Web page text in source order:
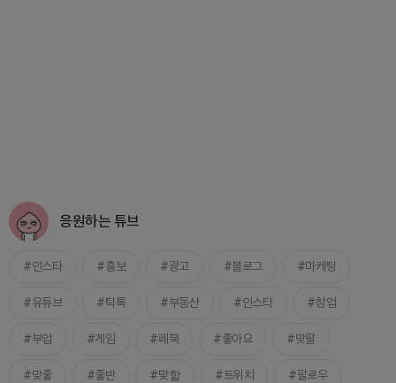
응원하는 튜브
인스타 홍보 광고 블로그 마케팅
유튜브 틱톡 부동산 인스타 창업
부업 게임 페북 좋아요 맞팔
맞좋 좋반 맞핱 트위치 팔로우